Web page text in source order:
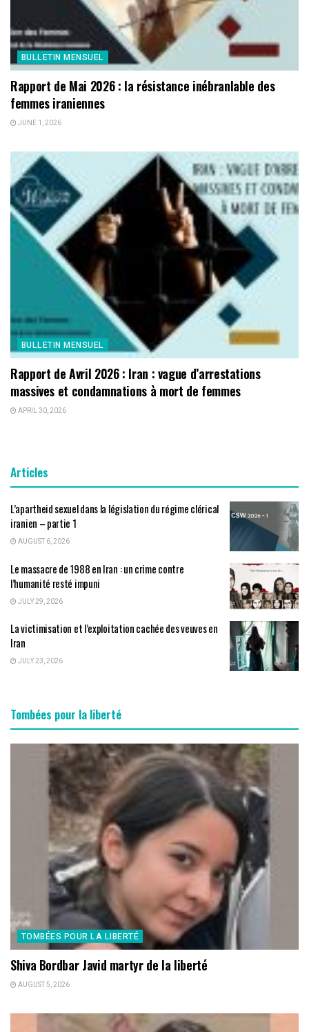
BULLETIN MENSUEL
Rapport de Mai 2026 : la résistance inébranlable des
femmes iraniennes
JUNE 1, 2026
BULLETIN MENSUEL
Rapport de Avril 2026 : Iran : vague d’arrestations
massives et condamnations à mort de femmes
APRIL 30, 2026
Articles
L’apartheid sexuel dans la législation du régime clérical
iranien – partie 1
AUGUST 6, 2026
Le massacre de 1988 en Iran : un crime contre
l’humanité resté impuni
JULY 29, 2026
La victimisation et l’exploitation cachée des veuves en
Iran
JULY 23, 2026
Tombées pour la liberté
TOMBÉES POUR LA LIBERTÉ
Shiva Bordbar Javid martyr de la liberté
AUGUST 5, 2026